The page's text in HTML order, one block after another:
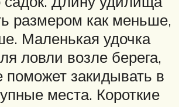
размером как меньше,
Маленькая удочка
ловли возле берега,
закидывать в
места. Короткие